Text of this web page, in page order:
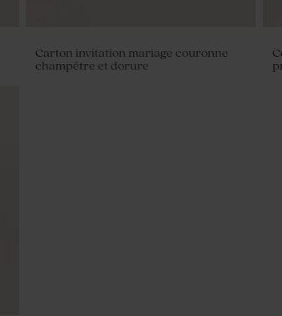
Carton invitation mariage couronne
champêtre et dorure